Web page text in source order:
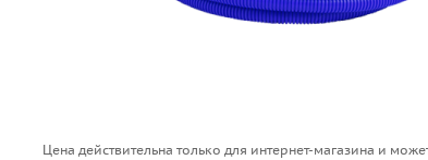
Цена действительна только для интернет-магазина и